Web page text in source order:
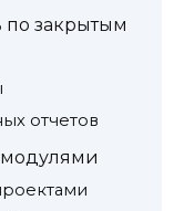
по закрытым
отчетов